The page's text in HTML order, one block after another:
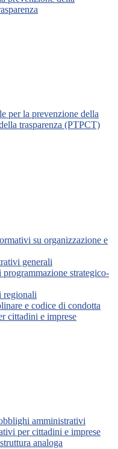
per la prevenzione della
trasparenza (PTPCT)
su organizzazione e
generali
strategico-
regionali
e codice di condotta
cittadini e imprese
amministrativi
per cittadini e imprese
analoga